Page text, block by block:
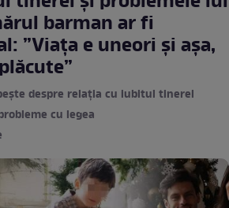
barman ar fi
”Viața e uneori și așa,
despre relația cu iubitul tinerel
cu legea